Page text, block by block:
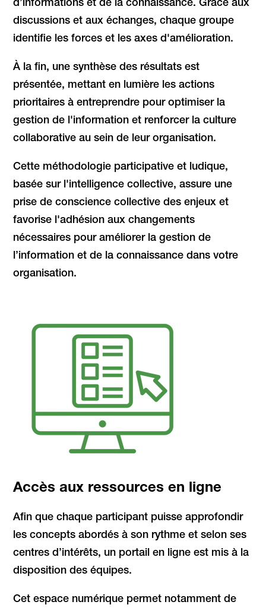
d’informations et de la connaissance. Grâce aux
discussions et aux échanges, chaque groupe
identifie les forces et les axes d'amélioration.
À la fin, une synthèse des résultats est
présentée, mettant en lumière les actions
prioritaires à entreprendre pour optimiser la
gestion de l'information et renforcer la culture
collaborative au sein de leur organisation.
Cette méthodologie participative et ludique,
basée sur l'intelligence collective, assure une
prise de conscience collective des enjeux et
favorise l'adhésion aux changements
nécessaires pour améliorer la gestion de
l’information et de la connaissance dans votre
organisation.
Accès aux ressources en ligne
Afin que chaque participant puisse approfondir
les concepts abordés à son rythme et selon ses
centres d’intérêts, un portail en ligne est mis à la
disposition des équipes.
Cet espace numérique permet notamment de